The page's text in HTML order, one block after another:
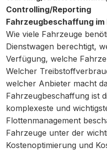
Controlling/Reporting
Fahrzeugbeschaffung im
Wie viele Fahrzeuge
Dienstwagen berechtigt,
Verfügung, welche
Welcher
welcher Anbieter macht
Fahrzeugbeschaffung ist
komplexeste und
Flottenmanagement
Fahrzeuge unter der
Kostenoptimierung und